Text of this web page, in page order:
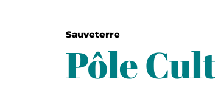
Sauveterre
Pôle